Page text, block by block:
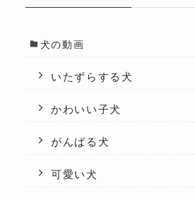
犬の動画
いたずらする犬
かわいい子犬
がんばる犬
可愛い犬